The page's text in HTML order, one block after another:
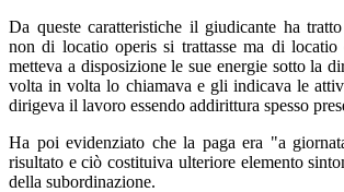
Da queste caratteristiche il giudicante ha
non di locatio operis si trattasse ma di locatio
metteva a disposizione le sue energie sotto la
volta in volta lo chiamava e gli indicava le
dirigeva il lavoro essendo addirittura spesso
Ha poi evidenziato che la paga era "a
risultato e ciò costituiva ulteriore elemento
della subordinazione.